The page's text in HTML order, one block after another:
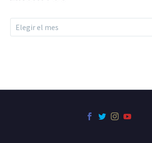
Archivos
Elegir el mes